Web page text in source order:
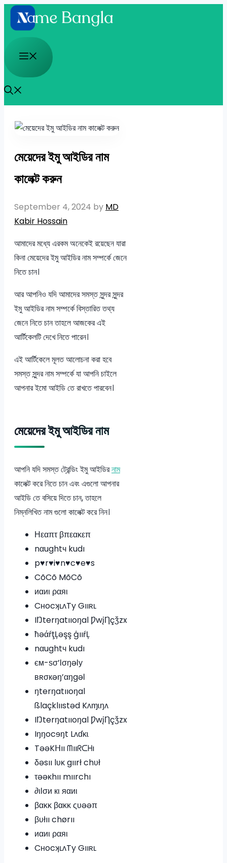
Skip
to
content
Menu
মেয়েদের ইমু আইডির নাম
কালেক্ট করুন
September 4, 2024 by MD
Kabir Hossain
আমাদের মধ্যে এরকম অনেকেই রয়েছেন যারা
কিনা মেয়েদের ইমু আইডির নাম সম্পর্কে জেনে
নিতে চান।
আর আপনিও যদি আমাদের সমস্ত সুন্দর সুন্দর
ইমু আইডির নাম সম্পর্কে বিস্তারিত তথ্য
জেনে নিতে চান তাহলে আজকের এই
আর্টিকেলটি দেখে নিতে পারেন।
এই আর্টিকেলে মূলত আলোচনা করা হবে
সমস্ত সুন্দর নাম সম্পর্কে যা আপনি চাইলে
আপনার ইমো আইডি তে রাখতে পারবেন।
মেয়েদের ইমু আইডির নাম
আপনি যদি সমস্ত ট্রেন্ডিং ইমু আইডিরনাম
কালেক্ট করে নিতে চান এবং এগুলো আপনার
আইডি তে বসিয়ে দিতে চান, তাহলে
নিম্নলিখিত নাম গুলো কালেক্ট করে নিন।
Ηεαπτ βπεακεπ
nαughtч kudı
p♥r♥i♥n♥c♥e♥s
CõCõ MõCõ
иαиι ραяι
CʜocʞʟʌTy Gııʀʟ
IŊterŋatııoŋal ǷwįȠçǯzx
ħəάŕţĻəşş ģııŕĻ
nαughtч kudı
єм-ѕσ’ℓσŋəℓу
вʀσкəŋ’αŋgəℓ
ŋterŋatııoŋal
ßlaçklııstəd Kʌɱɩŋʌ
IŊterŋatııoŋal ǷwįȠçǯzx
Iŋŋocɘŋt Lʌɗĸɩ
TəəKᕼıı ᗰııᖇᑕᕼı
δəsıı lυκ gıırł chυł
τəəκhıı mıırchı
∂ιℓσи кι яαиι
βακκ βακκ ςυəəπ
βυłıı chørıı
иαиι ραяι
CʜocʞʟʌTy Gııʀʟ